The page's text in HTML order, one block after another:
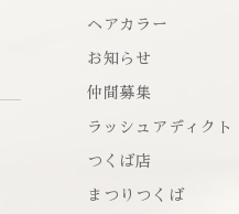
ヘアカラー
お知らせ
仲間募集
ラッシュアディクト
つくば店
まつりつくば